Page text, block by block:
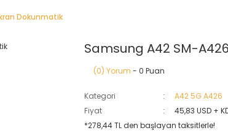
Dokunmatik
Samsung A42 SM-
(0) Yorum - 0 Puan
Kategori
A42 5G A426
Fiyat
45,83 USD +
*278,44 TL den başlayan taksitlerle!